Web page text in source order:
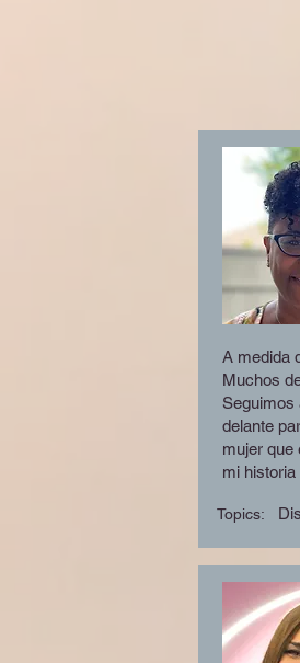
A medida
Muchos
Seguimos
delante
mujer que
mi
Topics: